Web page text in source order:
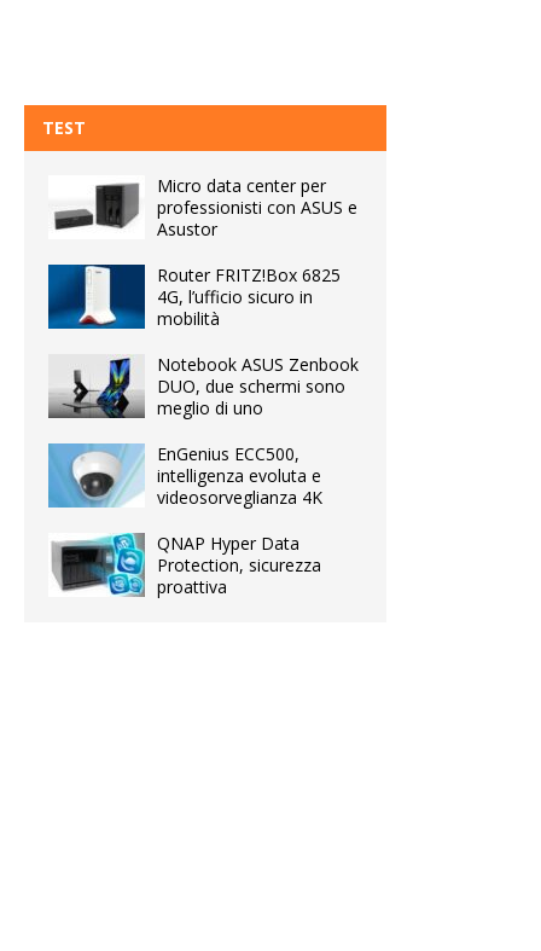
TEST
Micro data center per
professionisti con ASUS e
Asustor
Router FRITZ!Box 6825
4G, l’ufficio sicuro in
mobilità
Notebook ASUS Zenbook
DUO, due schermi sono
meglio di uno
EnGenius ECC500,
intelligenza evoluta e
videosorveglianza 4K
QNAP Hyper Data
Protection, sicurezza
proattiva